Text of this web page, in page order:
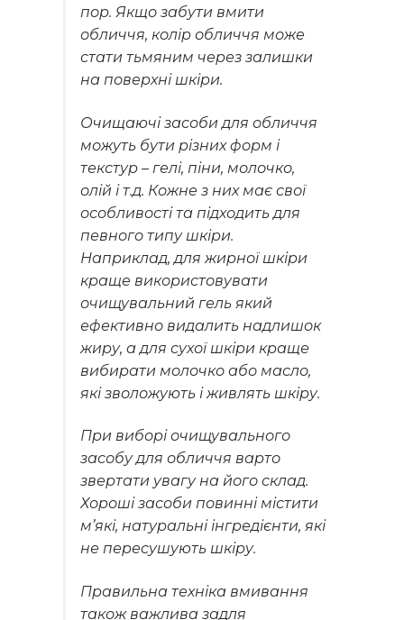
пор. Якщо забути вмити
обличчя, колір обличчя може
стати тьмяним через залишки
на поверхні шкіри.
Очищаючі засоби для обличчя
можуть бути різних форм і
текстур – гелі, піни, молочко,
олій і т.д. Кожне з них має свої
особливості та підходить для
певного типу шкіри.
Наприклад, для жирної шкіри
краще використовувати
очищувальний гель який
ефективно видалить надлишок
жиру, а для сухої шкіри краще
вибирати молочко або масло,
які зволожують і живлять шкіру.
При виборі очищувального
засобу для обличчя варто
звертати увагу на його склад.
Хороші засоби повинні містити
м’які, натуральні інгредієнти, які
не пересушують шкіру.
Правильна техніка вмивання
також важлива задля